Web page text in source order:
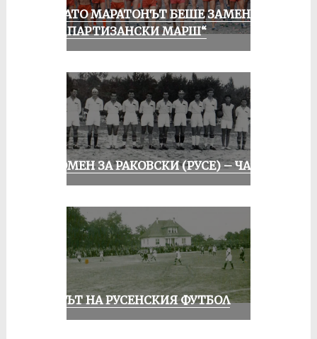
КОГАТО МАРАТОНЪТ БЕШЕ ЗАМЕНЕН
ОТ „ПАРТИЗАНСКИ МАРШ“
СПОМЕН ЗА РАКОВСКИ (РУСЕ) – ЧАСТ I
ВЕКЪТ НА РУСЕНСКИЯ ФУТБОЛ